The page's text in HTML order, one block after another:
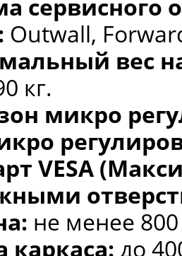
сервисного
Outwall,
вес
кг.
микро
VESA
не менее
каркаса: до